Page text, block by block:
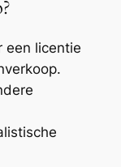
een licentie